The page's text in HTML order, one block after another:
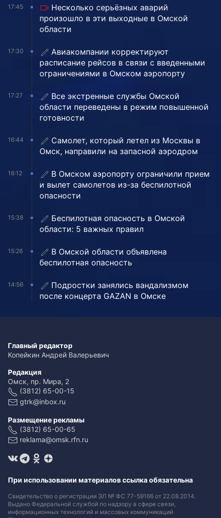
17:45
Несколько серьёзных аварий
произошло в эти выходные в Омской
области
17:30
Авиакомпании корректируют
расписание рейсов в связи с введенными
ограничениями в Омском аэропорту
17:27
Все экстренные службы Омской
области переведены в режим повышенной
готовности
16:44
Самолет, который летел из Москвы в
Омск, направили на запасной аэродром
16:12
В Омском аэропорту ограничили прием
и вылет самолетов из-за беспилотной
опасности
15:38
Беспилотная опасность в Омской
области: 5 важных правил
15:26
В Омской области объявлена
беспилотная опасность
14:56
Подростки занялись вандализмом
после концерта GAZAN в Омске
Главный редактор
Копейкин Андрей Валерьевич
Редакция
Омск, пр. Мира, 2
(3812) 65-00-15
gtrk@inbox.ru
Размещение рекламы
(3812) 65-00-65
reklama@omsk.rfn.ru
При использовании материалов ссылка обязательна
Свидетельство о регистрации ЭЛ № ФС 77-59166 от 22.08.2014.
Выдано Федеральной службой по надзору в сфере связи,
информационных технологий и массовых коммуникаций